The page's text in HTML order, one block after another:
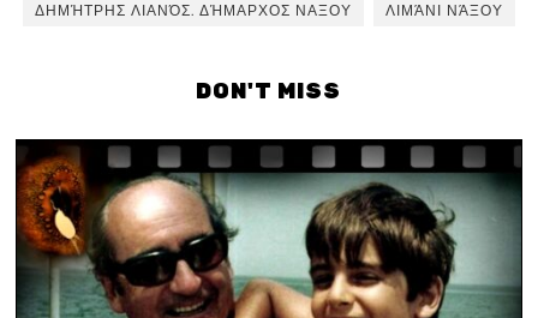
ΔΗΜΉΤΡΗΣ ΛΙΑΝΌΣ. ΔΉΜΑΡΧΟΣ ΝΑΞΟΥ ΛΙΜΆΝΙ ΝΆΞΟΥ
DON'T MISS